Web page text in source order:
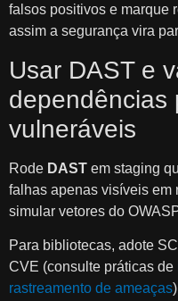
falsos positivos e marque
assim a segurança vira
Usar DAST e
dependências
vulneráveis
Rode DAST em staging
falhas apenas visíveis em
simular vetores do
Para bibliotecas, adote
CVE (consulte práticas de
rastreamento de ameaças